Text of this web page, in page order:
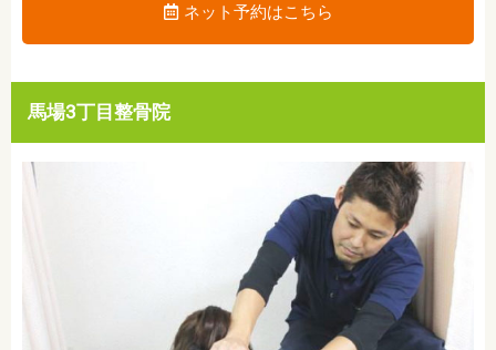
ネット予約はこちら
馬場3丁目整骨院